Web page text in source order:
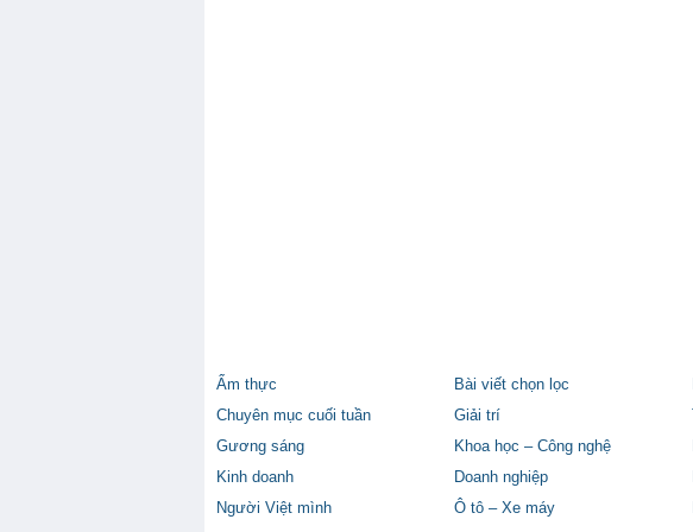
Ẩm thực Bài viết chọn lọc
Chuyên mục cuối tuần
Giải trí
Gương sáng
Khoa học – Công nghệ
Kinh doanh
Doanh nghiệp
Người Việt mình
Ô tô – Xe máy